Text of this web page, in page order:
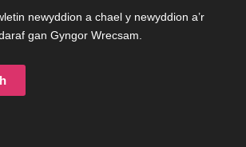
newyddion a chael y newyddion a’r
gan Gyngor Wrecsam.